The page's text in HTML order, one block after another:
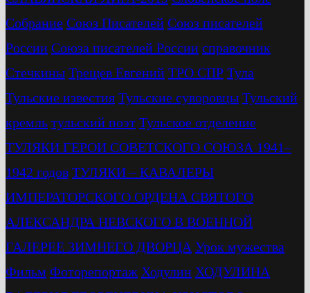
Собрание Союз Писателей Союз писателей
России Союза писателей России справочник
Стечкины Трещев Евгений ТРО СПР Тула
Тульские известия Тульские суворовцы Тульский
кремль тульский поэт Тульское отделение
ТУЛЯКИ ГЕРОИ СОВЕТСКОГО СОЮЗА 1941–
1942 годов ТУЛЯКИ – КАВАЛЕРЫ
ИМПЕРАТОРСКОГО ОРДЕНА СВЯТОГО
АЛЕКСАНДРА НЕВСКОГО В ВОЕННОЙ
ГАЛЕРЕЕ ЗИМНЕГО ДВОРЦА Урок мужества
Фильм Фоторепортаж Ходулин ХОДУЛИНА